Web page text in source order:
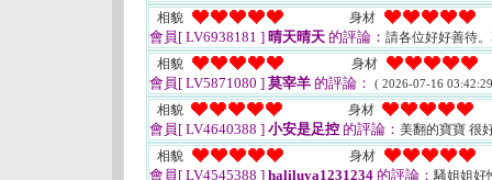
相貌 身材
會員[ LV6938181 ] 晴天晴天 的評論： 請各位好好善待
相貌
身材
會員[ LV5871080 ] 莫宰羊 的評論： ( 2026-07-16
相貌 身材
會員[ LV4640388 ] 小安是足控 的評論： 美翻的寶寶 很
相貌
身材
會員[ LV4545388 ] haliluya1231234 的評論：騷姐姐好